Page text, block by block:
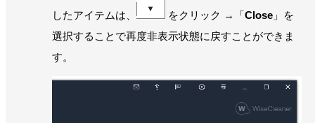
したアイテムは、 をクリック →「Close 」を
選択することで再度非表示状態に戻すことができま
す。